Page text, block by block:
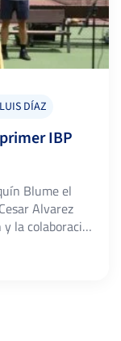
DÍAZ
IBP
Blume el
Alvarez
la colaboración
de los cien